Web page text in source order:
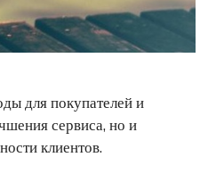
для покупателей и
сервиса, но и
клиентов.